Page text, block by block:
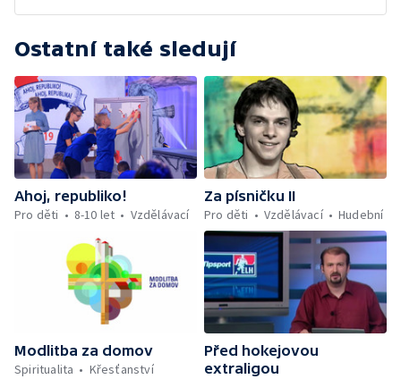
Ostatní také sledují
Ahoj, republiko!
Pro děti
8-10 let Vzdělávací
Za písničku II
Pro děti
Vzdělávací Hudební
Modlitba za domov
Spiritualita
Křesťanství
Před hokejovou
extraligou